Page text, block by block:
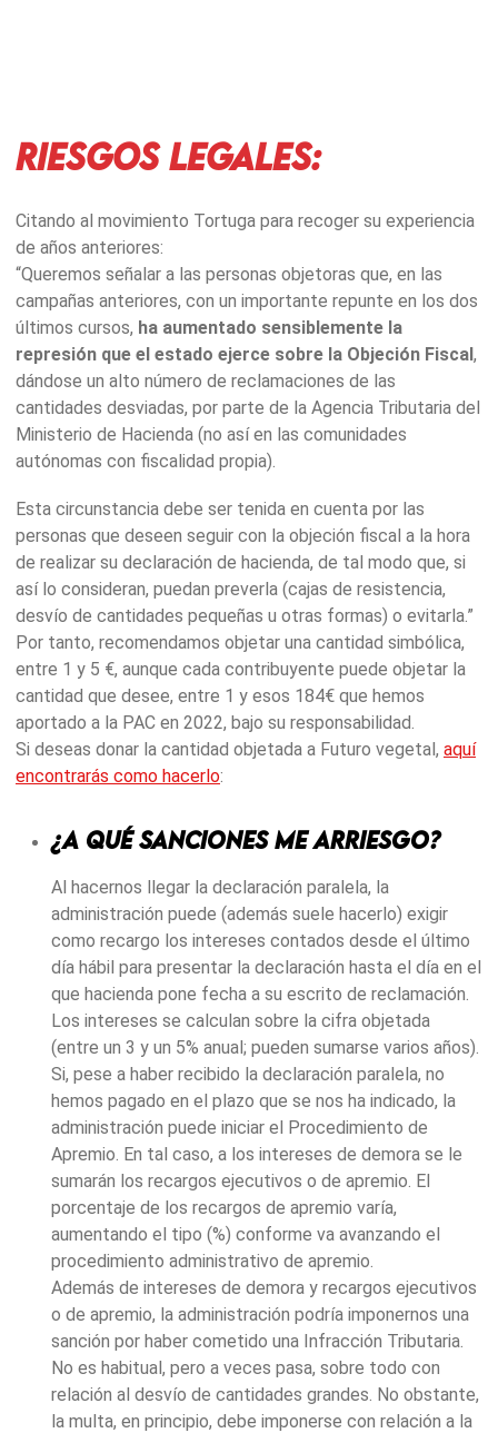
RIESGOS LEGALES:
Citando al movimiento Tortuga para recoger su experiencia
de años anteriores:
“Queremos señalar a las personas objetoras que, en las
campañas anteriores, con un importante repunte en los dos
últimos cursos, ha aumentado sensiblemente la
represión que el estado ejerce sobre la Objeción Fiscal,
dándose un alto número de reclamaciones de las
cantidades desviadas, por parte de la Agencia Tributaria del
Ministerio de Hacienda (no así en las comunidades
autónomas con fiscalidad propia).
Esta circunstancia debe ser tenida en cuenta por las
personas que deseen seguir con la objeción fiscal a la hora
de realizar su declaración de hacienda, de tal modo que, si
así lo consideran, puedan preverla (cajas de resistencia,
desvío de cantidades pequeñas u otras formas) o evitarla.”
Por tanto, recomendamos objetar una cantidad simbólica,
entre 1 y 5 €, aunque cada contribuyente puede objetar la
cantidad que desee, entre 1 y esos 184€ que hemos
aportado a la PAC en 2022, bajo su responsabilidad.
Si deseas donar la cantidad objetada a Futuro vegetal,aquí
encontrarás como hacerlo:
¿A qué sanciones me arriesgo?
Al hacernos llegar la declaración paralela, la
administración puede (además suele hacerlo) exigir
como recargo los intereses contados desde el último
día hábil para presentar la declaración hasta el día en el
que hacienda pone fecha a su escrito de reclamación.
Los intereses se calculan sobre la cifra objetada
(entre un 3 y un 5% anual; pueden sumarse varios años).
Si, pese a haber recibido la declaración paralela, no
hemos pagado en el plazo que se nos ha indicado, la
administración puede iniciar el Procedimiento de
Apremio. En tal caso, a los intereses de demora se le
sumarán los recargos ejecutivos o de apremio. El
porcentaje de los recargos de apremio varía,
aumentando el tipo (%) conforme va avanzando el
procedimiento administrativo de apremio.
Además de intereses de demora y recargos ejecutivos
o de apremio, la administración podría imponernos una
sanción por haber cometido una Infracción Tributaria.
No es habitual, pero a veces pasa, sobre todo con
relación al desvío de cantidades grandes. No obstante,
la multa, en principio, debe imponerse con relación a la